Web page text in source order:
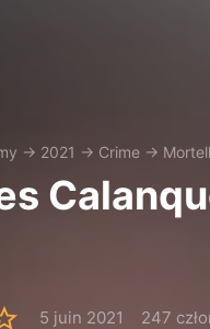
→ 2021 → Crime →
5 juin 2021 247